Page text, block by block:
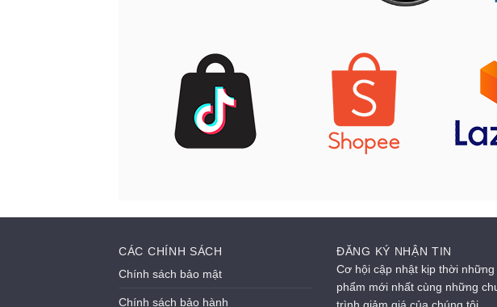
CÁC CHÍNH SÁCH
Chính sách bảo mật
Chính sách bảo hành
ĐĂNG KÝ NHẬN TIN
Cơ hội cập nhật kịp thời những
phẩm mới nhất cùng những
trình giảm giá của chúng tôi.